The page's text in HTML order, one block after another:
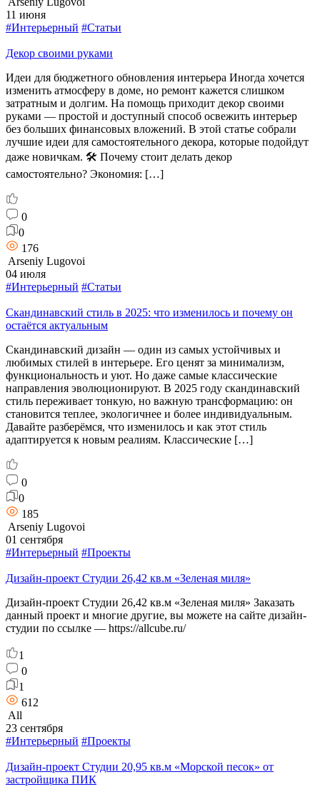
11 июня
#Интерьерный #Статьи
Декор своими руками
Идеи для бюджетного обновления интерьера Иногда хочется
изменить атмосферу в доме, но ремонт кажется слишком
затратным и долгим. На помощь приходит декор своими
руками — простой и доступный способ освежить интерьер
без больших финансовых вложений. В этой статье собрали
лучшие идеи для самостоятельного декора, которые подойдут
даже новичкам. 🛠️ Почему стоит делать декор
самостоятельно? Экономия: […]
0
0
176
Arseniy Lugovoi
04 июля
#Интерьерный #Статьи
Скандинавский стиль в 2025: что изменилось и почему он
остаётся актуальным
Скандинавский дизайн — один из самых устойчивых и
любимых стилей в интерьере. Его ценят за минимализм,
функциональность и уют. Но даже самые классические
направления эволюционируют. В 2025 году скандинавский
стиль переживает тонкую, но важную трансформацию: он
становится теплее, экологичнее и более индивидуальным.
Давайте разберёмся, что изменилось и как этот стиль
адаптируется к новым реалиям. Классические […]
0
0
185
Arseniy Lugovoi
01 сентября
#Интерьерный #Проекты
Дизайн-проект Студии 26,42 кв.м «Зеленая миля»
Дизайн-проект Студии 26,42 кв.м «Зеленая миля» Заказать
данный проект и многие другие, вы можете на сайте дизайн-
студии по ссылке — https://allcube.ru/
1
0
1
612
All
23 сентября
#Интерьерный #Проекты
Дизайн-проект Студии 20,95 кв.м «Морской песок» от
застройщика ПИК